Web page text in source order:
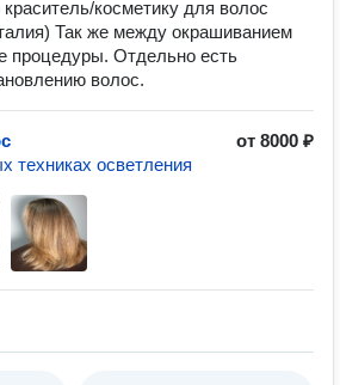
косметику для волос
Так же между окрашиванием
процедуры. Отдельно есть
волос.
от 8000 ₽
техниках осветления